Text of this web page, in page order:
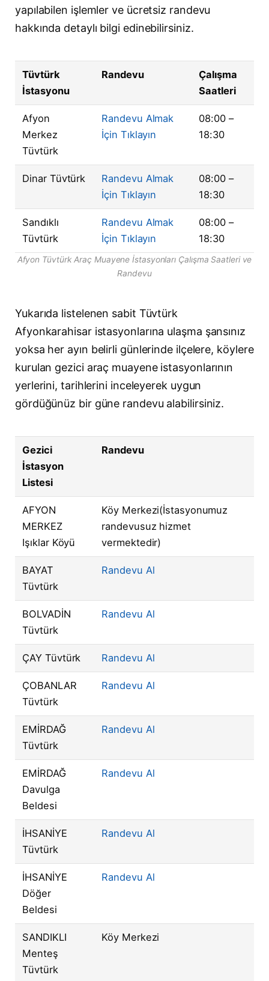
yapılabilen işlemler ve ücretsiz randevu
hakkında detaylı bilgi edinebilirsiniz.
Tüvtürk
İstasyonu
Randevu
Çalışma
Saatleri
Afyon
Merkez
Tüvtürk
Randevu Almak
İçin Tıklayın
08:00 –
18:30
Dinar Tüvtürk
Randevu Almak
İçin Tıklayın
08:00 –
18:30
Sandıklı
Tüvtürk
Randevu Almak
İçin Tıklayın
08:00 –
18:30
Afyon Tüvtürk Araç Muayene İstasyonları Çalışma Saatleri ve
Randevu
Yukarıda listelenen sabit Tüvtürk
Afyonkarahisar istasyonlarına ulaşma şansınız
yoksa her ayın belirli günlerinde ilçelere, köylere
kurulan gezici araç muayene istasyonlarının
yerlerini, tarihlerini inceleyerek uygun
gördüğünüz bir güne randevu alabilirsiniz.
Gezici
İstasyon
Listesi
Randevu
AFYON
MERKEZ
Işıklar Köyü
Köy Merkezi(İstasyonumuz
randevusuz hizmet
vermektedir)
BAYAT
Tüvtürk
Randevu Al
BOLVADİN
Tüvtürk
Randevu Al
ÇAY Tüvtürk Randevu Al
ÇOBANLAR
Tüvtürk
Randevu Al
EMİRDAĞ
Tüvtürk
Randevu Al
EMİRDAĞ
Davulga
Beldesi
Randevu Al
İHSANİYE
Tüvtürk
Randevu Al
İHSANİYE
Döğer
Beldesi
Randevu Al
SANDIKLI
Menteş
Tüvtürk
Köy Merkezi